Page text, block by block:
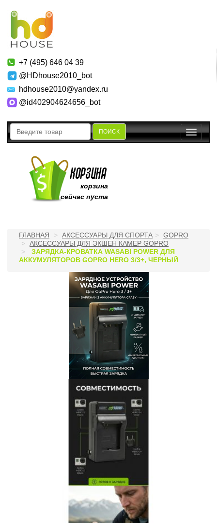
+7 (495) 646 04 39
@HDhouse2010_bot
hdhouse2010@yandex.ru
@id402904624656_bot
ПОИСК
Toggle
корзина
сейчас пуста
ГЛАВНАЯ АКСЕССУАРЫ ДЛЯ СПОРТА
GOPRO
АКСЕССУАРЫ ДЛЯ ЭКШЕН КАМЕР GOPRO
ЗАРЯДКА-КРОВАТКА WASABI POWER ДЛЯ
АККУМУЛЯТОРОВ GOPRO HERO 3/3+, ЧЕРНЫЙ